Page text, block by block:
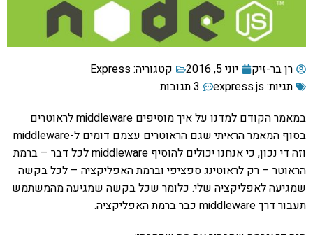
רן בר-זיק יוני 5, 2016 קטגוריה:Express
תגיות:express.js
3 תגובות
במאמר הקודם למדנו על איך מוסיפים middleware לראוטרים
בסוף המאמר הראיתי שגם הראוטרים עצמם דומים ל-middleware
וזה די נכון, כי אנחנו יכולים להוסיף middleware לכל דבר – ברמת
הראוטר – רק לראוטינג ספציפי וברמת האפליקציה – לכל בקשה
שמגיעה לאפליקציה שלי. כלומר שכל בקשה שמגיעה מהמשתמש
תעבור דרך middleware כבר ברמת האפליקציה.